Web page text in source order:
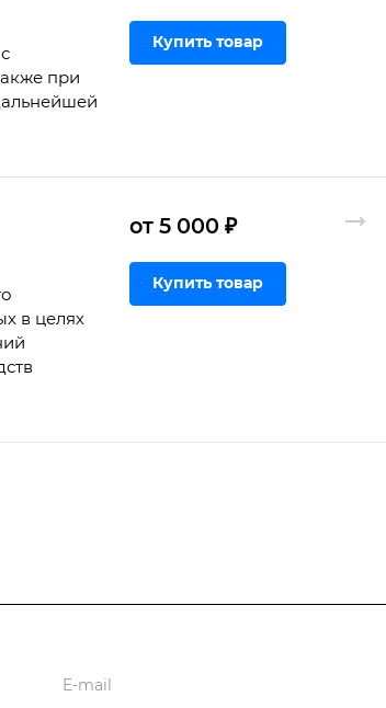
при
Купить товар
в целях
от 5 000 ₽
Купить товар